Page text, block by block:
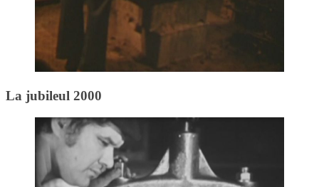
La jubileul 2000